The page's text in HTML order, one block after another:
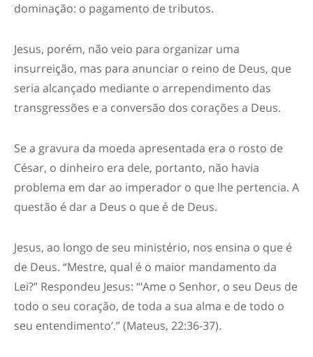
dominação: o pagamento de tributos.
Jesus, porém, não veio para organizar uma
insurreição, mas para anunciar o reino de Deus, que
seria alcançado mediante o arrependimento das
transgressões e a conversão dos corações a Deus.
Se a gravura da moeda apresentada era o rosto de
César, o dinheiro era dele, portanto, não havia
problema em dar ao imperador o que lhe pertencia. A
questão é dar a Deus o que é de Deus.
Jesus, ao longo de seu ministério, nos ensina o que é
de Deus. “Mestre, qual é o maior mandamento da
Lei?” Respondeu Jesus: “‘Ame o Senhor, o seu Deus de
todo o seu coração, de toda a sua alma e de todo o
seu entendimento’.” (Mateus, 22:36-37).